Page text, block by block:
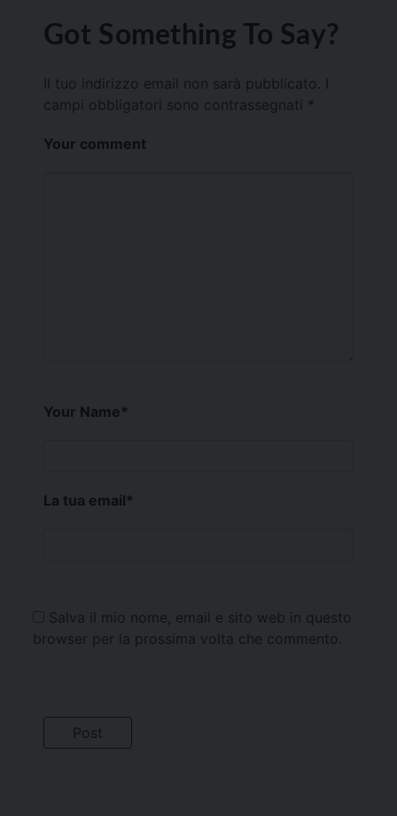
Got Something To Say?
Il tuo indirizzo email non sarà pubblicato.
campi obbligatori sono contrassegnati *
Your comment
Your Name*
La tua email*
Salva il mio nome, email e sito web in questo
browser per la prossima volta che commento.